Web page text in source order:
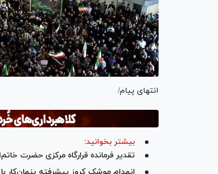
انتهای پیام/
بیشتر بخوانید:
تقدیر فرمانده قرارگاه مرکزی حضرت
انهدام موشک کروز پیشرفته پنهان‌کار با برد